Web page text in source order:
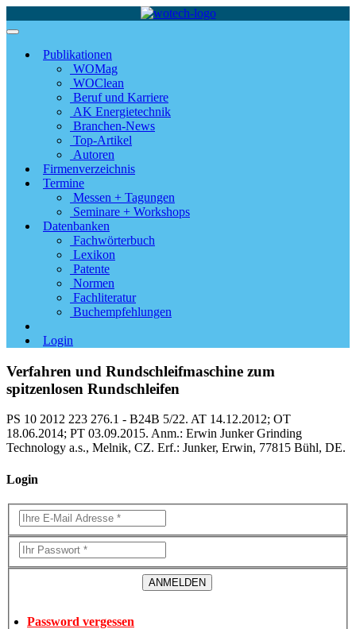
Publikationen
WOMag
WOClean
Beruf und Karriere
AK Energietechnik
Branchen-News
Top-Artikel
Autoren
Firmenverzeichnis
Termine
Messen + Tagungen
Seminare + Workshops
Datenbanken
Fachwörterbuch
Lexikon
Patente
Normen
Fachliteratur
Buchempfehlungen
Login
Verfahren und Rundschleifmaschine zum
spitzenlosen Rundschleifen
PS 10 2012 223 276.1 - B24B 5/22. AT 14.12.2012; OT
18.06.2014; PT 03.09.2015. Anm.: Erwin Junker Grinding
Technology a.s., Melnik, CZ. Erf.: Junker, Erwin, 77815 Bühl, DE.
Login
Password vergessen